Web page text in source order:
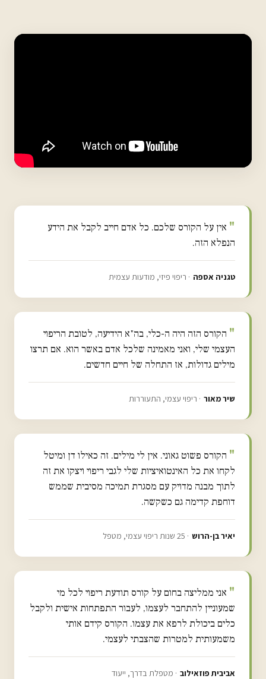
אין על הקורס שלכם. כל אדם חייב לקבל את הידע
הנפלא הזה.
טגניה אספה · ריפוי פיזי, מודעות עצמית
הקורס הזה היה ה-כלי, בה"א הידיעה, לטובת הריפוי
העצמי שלי, ואני מאמינה שלכל אדם באשר הוא. אם תרצו
מילים גדולות, אז התחלה של חיים חדשים.
שיר מאור · ריפוי עצמי, התעוררות
הקורס פשוט גאוני. אין לי מילים. זה כאילו דן ומיטל
לקחו את כל האינטואיציות שלי לגבי ריפוי ויצקו את זה
לתוך מבנה מדויק עם מסגרת תמיכה מסיבית שממש
דוחפת קדימה גם כשקשה.
יאיר בן-הרוש · 25 שנות ריפוי עצמי, מטפל
אני ממליצה בחום על קורס תודעת ריפוי לכל מי
שמעוניין להתחבר לעצמו, לעבור התפתחות אישית ולקבל
כלים ביכולת לרפא את עצמו. הקורס קידם אותי
משמעותית למטרות שהצבתי לעצמי.
אביבית פוזאילוב · מטפלת בדרך, ייעוד